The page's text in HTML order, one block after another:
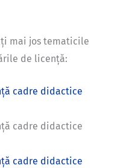
mai jos tematicile
de licență:
cadre didactice
cadre didactice
cadre didactice